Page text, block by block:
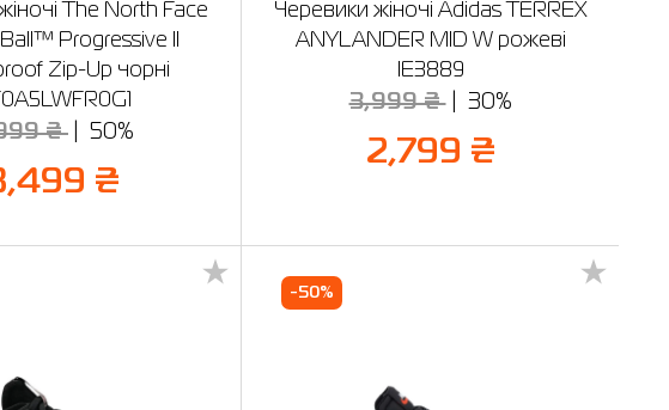
The North Face
Progressive II
Zip-Up чорні
₴ 50%
₴
Черевики жіночі Adidas TERREX
ANYLANDER MID W рожеві
IE3889
3,999 ₴ 30%
2,799 ₴
-50%